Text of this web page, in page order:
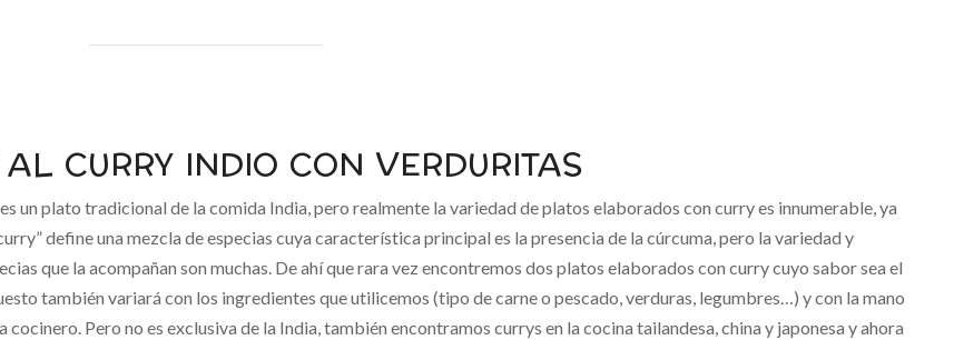
CURRY INDIO CON VERDURITAS
un plato tradicional de la comida India, pero realmente la variedad de platos elaborados con curry es innumerable, ya
define una mezcla de especias cuya característica principal es la presencia de la cúrcuma, pero la variedad y
que la acompañan son muchas. De ahí que rara vez encontremos dos platos elaborados con curry cuyo sabor sea el
también variará con los ingredientes que utilicemos (tipo de carne o pescado, verduras, legumbres…) y con la mano
cocinero. Pero no es exclusiva de la India, también encontramos currys en la cocina tailandesa, china y japonesa y ahora